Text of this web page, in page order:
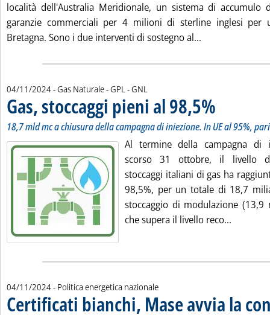
località dell'Australia Meridionale, un sistema di accumulo
garanzie commerciali per 4 milioni di sterline inglesi per
Bretagna. Sono i due interventi di sostegno al...
04/11/2024- Gas Naturale - GPL - GNL
Gas, stoccaggi pieni al 98,5%
18,7 mld mc a chiusura della campagna di iniezione. In UE al 95%,
Al termine della campagna di
scorso 31 ottobre, il livello
stoccaggi italiani di gas ha
98,5%, per un totale di 18,7
stoccaggio di modulazione
che supera il livello reco...
04/11/2024- Politica energetica nazionale
Certificati bianchi, Mase avvia la